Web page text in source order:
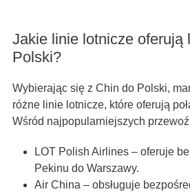
Jakie linie lotnicze oferują
Polski?
Wybierając się z Chin do Polski,
różne linie lotnicze, które oferują
Wśród najpopularniejszych
LOT Polish Airlines – oferuje
Pekinu do Warszawy.
Air China – obsługuje